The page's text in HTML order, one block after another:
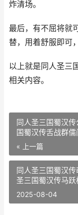
炸清场。
最后，有不屈将就
替，用着舒服即可
以上就是同人圣三
相关内容。
同人圣三国蜀汉
国蜀汉传舌战群
« 上一篇
同人圣三国蜀汉
圣三国蜀汉传马
2025-08-04